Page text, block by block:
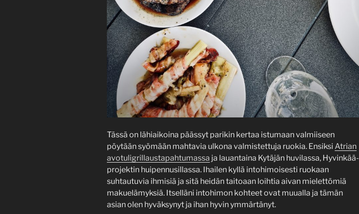
Tässä on lähiaikoina päässyt parikin kertaa istumaan valmiiseen
pöytään syömään mahtavia ulkona valmistettuja ruokia. Ensiksi Atrian
avotuligrillaustapahtumassa ja lauantaina Kytäjän huvilassa, Hyvinkää-
projektin huipennusillassa. Ihailen kyllä intohimoisesti ruokaan
suhtautuvia ihmisiä ja sitä heidän taitoaan loihtia aivan mielettömiä
makuelämyksiä. Itselläni intohimon kohteet ovat muualla ja tämän
asian olen hyväksynyt ja ihan hyvin ymmärtänyt.